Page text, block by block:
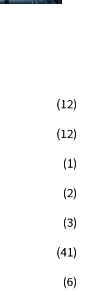
(12)
(12)
(1)
(2)
(3)
(41)
(6)